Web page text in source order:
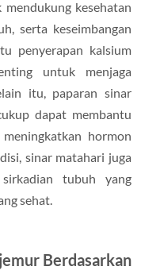
kesehatan
serta keseimbangan
penyerapan kalsium
untuk menjaga
itu, paparan sinar
dapat membantu
hormon
sinar matahari juga
tubuh yang
sehat.
Berdasarkan